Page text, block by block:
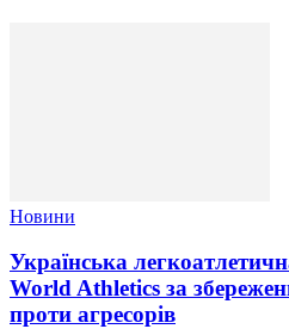
Новини
Українська
World Athletics за
проти агресорів